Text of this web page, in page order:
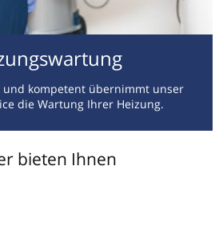
und kompetent übernimmt unser
die Wartung Ihrer Heizung.
bieten Ihnen